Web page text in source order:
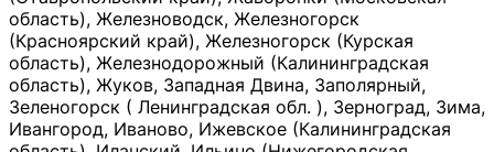
область), Железноводск, Железногорск
(Красноярский край), Железногорск (Курская
область), Железнодорожный (Калининградская
область), Жуков, Западная Двина, Заполярный,
Зеленогорск ( Ленинградская обл. ), Зерноград, Зима,
Ивангород, Иваново, Ижевское (Калининградская